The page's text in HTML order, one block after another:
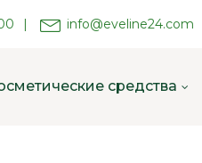
| info@eveline24.com
средства